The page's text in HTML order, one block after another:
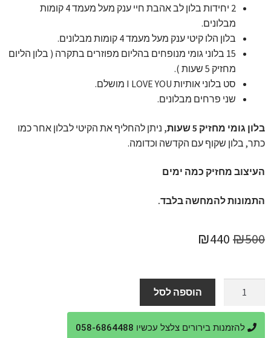
2 יחידות בלון לב אהבת חיי ענק מעל מעמד 4 קומות
מבלונים.
בלון הלו קיטי ענק מעל מעמד 4 קומות מבלונים.
15 בלוני גומי מנופחים בהליום מפוזרים בתקרה ( בלון הליום
מחזיק 5 שעות ).
סט בלוני אותיות I LOVE YOU מושלם.
שני פרחים מבלונים.
בלון גומי מחזיק 5 שעות,
ניתן להחליף את הקיטי לבלון אחר כמו
כתר, בלון שקוף עם הקדשה וכדומה.
העיצוב מחזיק כמה ימים
התמונות להמחשה בלבד.
₪500
המחיר
היה:
₪500.
₪440
הוא:
₪440.
עיצוב
בלונים
הוספה לסל
להזמנות בירורים צלצל עכשיו 058-6864488